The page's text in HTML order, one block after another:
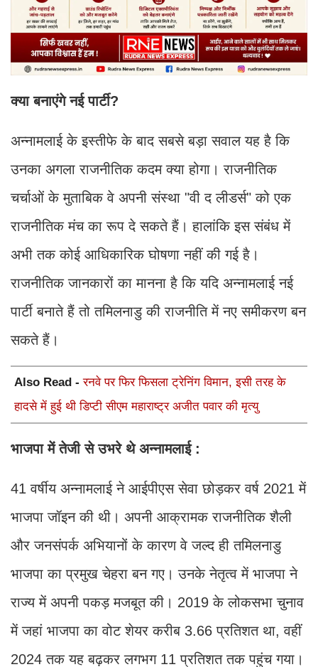
क्या बनाएंगे नई पार्टी?
अन्नामलाई के इस्तीफे के बाद सबसे बड़ा सवाल यह है कि
उनका अगला राजनीतिक कदम क्या होगा। राजनीतिक
चर्चाओं के मुताबिक वे अपनी संस्था "वी द लीडर्स" को एक
राजनीतिक मंच का रूप दे सकते हैं। हालांकि इस संबंध में
अभी तक कोई आधिकारिक घोषणा नहीं की गई है।
राजनीतिक जानकारों का मानना है कि यदि अन्नामलाई नई
पार्टी बनाते हैं तो तमिलनाडु की राजनीति में नए समीकरण बन
सकते हैं।
Also Read -रनवे पर फिर फिसला ट्रेनिंग विमान, इसी तरह के
हादसे में हुई थी डिप्टी सीएम महाराष्ट्र अजीत पवार की मृत्यु
भाजपा में तेजी से उभरे थे अन्नामलाई :
41 वर्षीय अन्नामलाई ने आईपीएस सेवा छोड़कर वर्ष 2021 में
भाजपा जॉइन की थी। अपनी आक्रामक राजनीतिक शैली
और जनसंपर्क अभियानों के कारण वे जल्द ही तमिलनाडु
भाजपा का प्रमुख चेहरा बन गए। उनके नेतृत्व में भाजपा ने
राज्य में अपनी पकड़ मजबूत की। 2019 के लोकसभा चुनाव
में जहां भाजपा का वोट शेयर करीब 3.66 प्रतिशत था, वहीं
2024 तक यह बढ़कर लगभग 11 प्रतिशत तक पहुंच गया।